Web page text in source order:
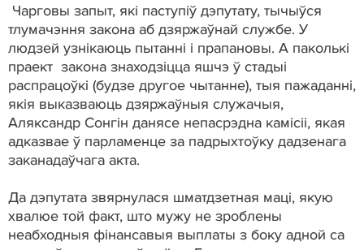
Чарговы запыт, які паступіў дэпутату, тычыўся
тлумачэння закона аб дзяржаўнай службе. У
людзей узнікаюць пытанні і прапановы. А паколькі
праект закона знаходзіцца яшчэ ў стадыі
распрацоўкі (будзе другое чытанне), тыя пажаданні,
якія выказваюць дзяржаўныя служачыя,
Аляксандр Сонгін данясе непасрэдна камісіі, якая
адказвае ў парламенце за падрыхтоўку дадзенага
заканадаўчага акта.
Да дэпутата звярнулася шматдзетная маці, якую
хвалюе той факт, што мужу не зроблены
неабходныя фінансавыя выплаты з боку адной са